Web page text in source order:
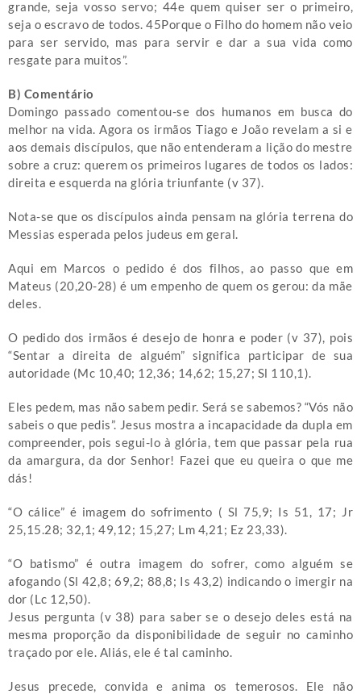
grande, seja vosso servo; 44e quem quiser ser o primeiro,
seja o escravo de todos. 45Porque o Filho do homem não veio
para ser servido, mas para servir e dar a sua vida como
resgate para muitos”.
B) Comentário
Domingo passado comentou-se dos humanos em busca do
melhor na vida. Agora os irmãos Tiago e João revelam a si e
aos demais discípulos, que não entenderam a lição do mestre
sobre a cruz: querem os primeiros lugares de todos os lados:
direita e esquerda na glória triunfante (v 37).
Nota-se que os discípulos ainda pensam na glória terrena do
Messias esperada pelos judeus em geral.
Aqui em Marcos o pedido é dos filhos, ao passo que em
Mateus (20,20-28) é um empenho de quem os gerou: da mãe
deles.
O pedido dos irmãos é desejo de honra e poder (v 37), pois
“Sentar a direita de alguém” significa participar de sua
autoridade (Mc 10,40; 12,36; 14,62; 15,27; Sl 110,1).
Eles pedem, mas não sabem pedir. Será se sabemos? “Vós não
sabeis o que pedis”. Jesus mostra a incapacidade da dupla em
compreender, pois segui-lo à glória, tem que passar pela rua
da amargura, da dor Senhor! Fazei que eu queira o que me
dás!
“O cálice” é imagem do sofrimento ( Sl 75,9; Is 51, 17; Jr
25,15.28; 32,1; 49,12; 15,27; Lm 4,21; Ez 23,33).
“O batismo” é outra imagem do sofrer, como alguém se
afogando (Sl 42,8; 69,2; 88,8; Is 43,2) indicando o imergir na
dor (Lc 12,50).
Jesus pergunta (v 38) para saber se o desejo deles está na
mesma proporção da disponibilidade de seguir no caminho
traçado por ele. Aliás, ele é tal caminho.
Jesus precede, convida e anima os temerosos. Ele não